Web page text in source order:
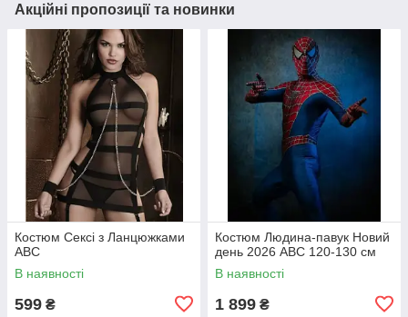
Акційні пропозиції та новинки
Костюм Сексі з Ланцюжками
ABC
В наявності
599 ₴
Костюм Людина-павук Новий
день 2026 ABC 120-130 см
В наявності
1 899 ₴